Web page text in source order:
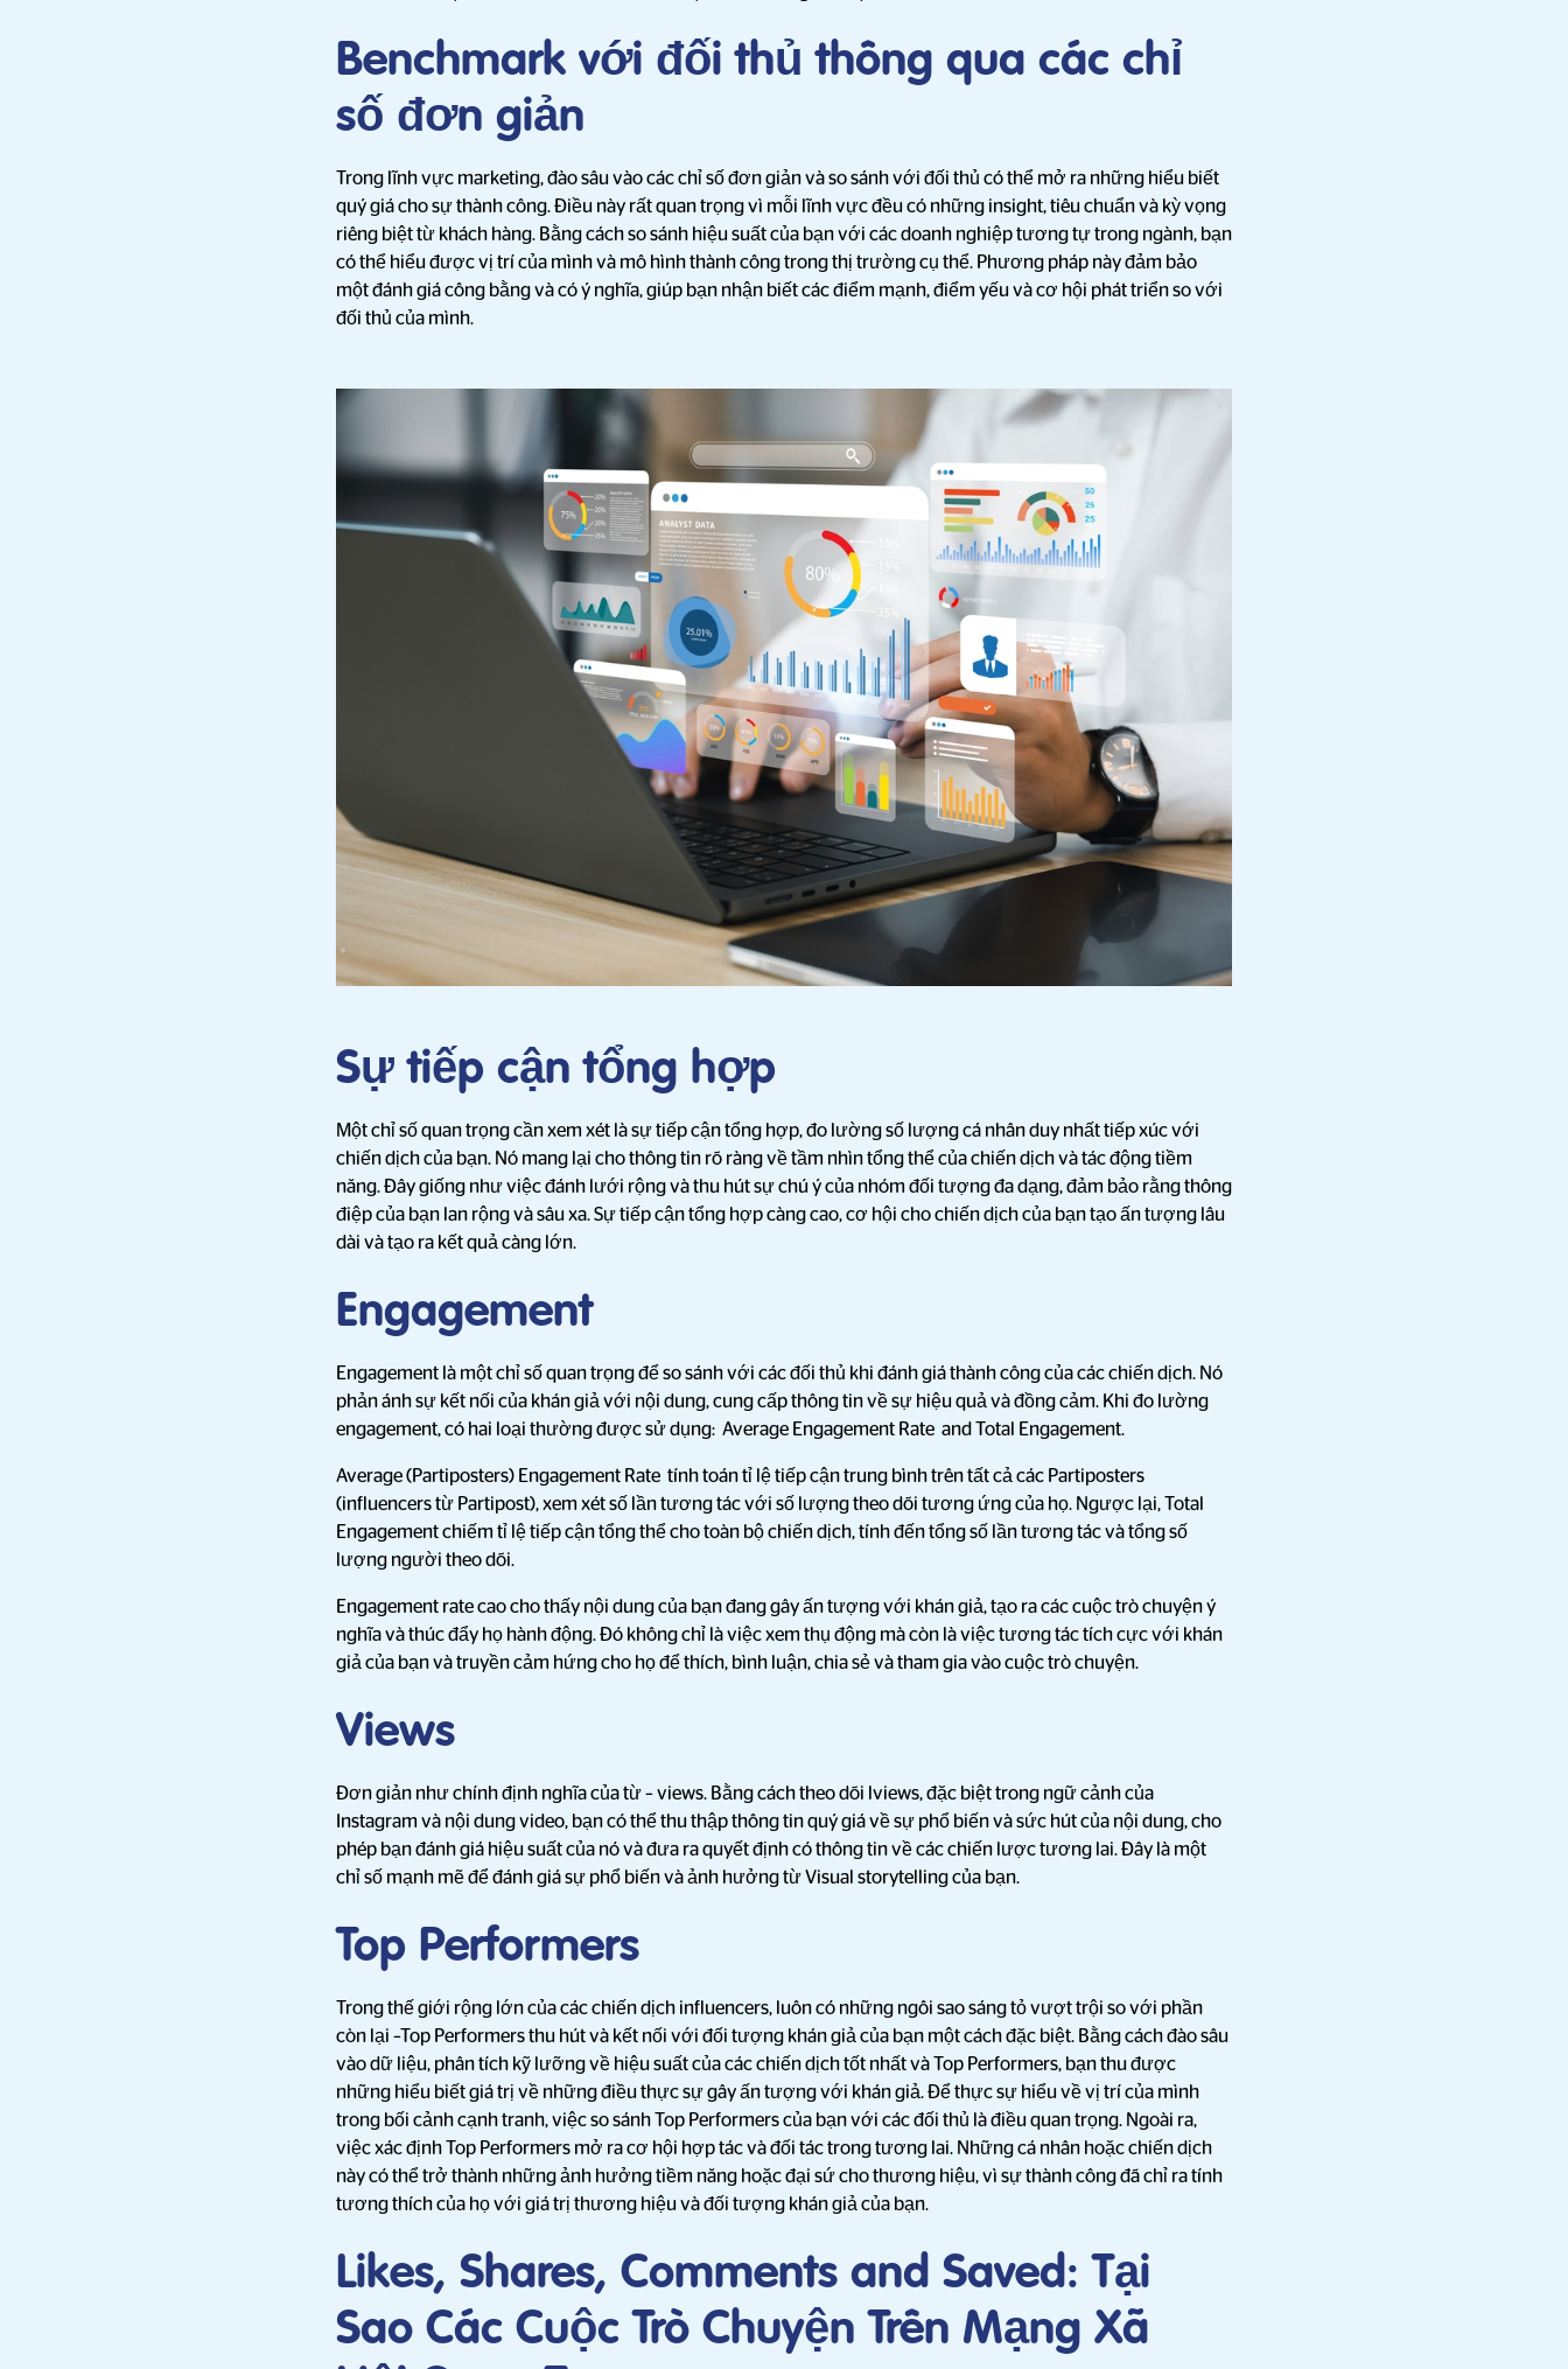
Benchmark với đối thủ thông qua các chỉ
số đơn giản
Trong lĩnh vực marketing, đào sâu vào các chỉ số đơn giản và so sánh với đối thủ có thể mở ra những hiểu biết
quý giá cho sự thành công. Điều này rất quan trọng vì mỗi lĩnh vực đều có những insight, tiêu chuẩn và kỳ vọng
riêng biệt từ khách hàng. Bằng cách so sánh hiệu suất của bạn với các doanh nghiệp tương tự trong ngành, bạn
có thể hiểu được vị trí của mình và mô hình thành công trong thị trường cụ thể. Phương pháp này đảm bảo
một đánh giá công bằng và có ý nghĩa, giúp bạn nhận biết các điểm mạnh, điểm yếu và cơ hội phát triển so với
đối thủ của mình.
Sự tiếp cận tổng hợp
Một chỉ số quan trọng cần xem xét là sự tiếp cận tổng hợp, đo lường số lượng cá nhân duy nhất tiếp xúc với
chiến dịch của bạn. Nó mang lại cho thông tin rõ ràng về tầm nhìn tổng thể của chiến dịch và tác động tiềm
năng. Đây giống như việc đánh lưới rộng và thu hút sự chú ý của nhóm đối tượng đa dạng, đảm bảo rằng thông
điệp của bạn lan rộng và sâu xa. Sự tiếp cận tổng hợp càng cao, cơ hội cho chiến dịch của bạn tạo ấn tượng lâu
dài và tạo ra kết quả càng lớn.
Engagement
Engagement là một chỉ số quan trọng để so sánh với các đối thủ khi đánh giá thành công của các chiến dịch. Nó
phản ánh sự kết nối của khán giả với nội dung, cung cấp thông tin về sự hiệu quả và đồng cảm. Khi đo lường
engagement, có hai loại thường được sử dụng: Average Engagement Rate and Total Engagement.
Average (Partiposters) Engagement Rate tính toán tỉ lệ tiếp cận trung bình trên tất cả các Partiposters
(influencers từ Partipost), xem xét số lần tương tác với số lượng theo dõi tương ứng của họ. Ngược lại, Total
Engagement chiếm tỉ lệ tiếp cận tổng thể cho toàn bộ chiến dịch, tính đến tổng số lần tương tác và tổng số
lượng người theo dõi.
Engagement rate cao cho thấy nội dung của bạn đang gây ấn tượng với khán giả, tạo ra các cuộc trò chuyện ý
nghĩa và thúc đẩy họ hành động. Đó không chỉ là việc xem thụ động mà còn là việc tương tác tích cực với khán
giả của bạn và truyền cảm hứng cho họ để thích, bình luận, chia sẻ và tham gia vào cuộc trò chuyện.
Views
Đơn giản như chính định nghĩa của từ – views. Bằng cách theo dõi lviews, đặc biệt trong ngữ cảnh của
Instagram và nội dung video, bạn có thể thu thập thông tin quý giá về sự phổ biến và sức hút của nội dung, cho
phép bạn đánh giá hiệu suất của nó và đưa ra quyết định có thông tin về các chiến lược tương lai. Đây là một
chỉ số mạnh mẽ để đánh giá sự phổ biến và ảnh hưởng từ Visual storytelling của bạn.
Top Performers
Trong thế giới rộng lớn của các chiến dịch influencers, luôn có những ngôi sao sáng tỏ vượt trội so với phần
còn lại –Top Performers thu hút và kết nối với đối tượng khán giả của bạn một cách đặc biệt. Bằng cách đào sâu
vào dữ liệu, phân tích kỹ lưỡng về hiệu suất của các chiến dịch tốt nhất và Top Performers, bạn thu được
những hiểu biết giá trị về những điều thực sự gây ấn tượng với khán giả. Để thực sự hiểu về vị trí của mình
trong bối cảnh cạnh tranh, việc so sánh Top Performers của bạn với các đối thủ là điều quan trọng. Ngoài ra,
việc xác định Top Performers mở ra cơ hội hợp tác và đối tác trong tương lai. Những cá nhân hoặc chiến dịch
này có thể trở thành những ảnh hưởng tiềm năng hoặc đại sứ cho thương hiệu, vì sự thành công đã chỉ ra tính
tương thích của họ với giá trị thương hiệu và đối tượng khán giả của bạn.
Likes, Shares, Comments and Saved: Tại
Sao Các Cuộc Trò Chuyện Trên Mạng Xã